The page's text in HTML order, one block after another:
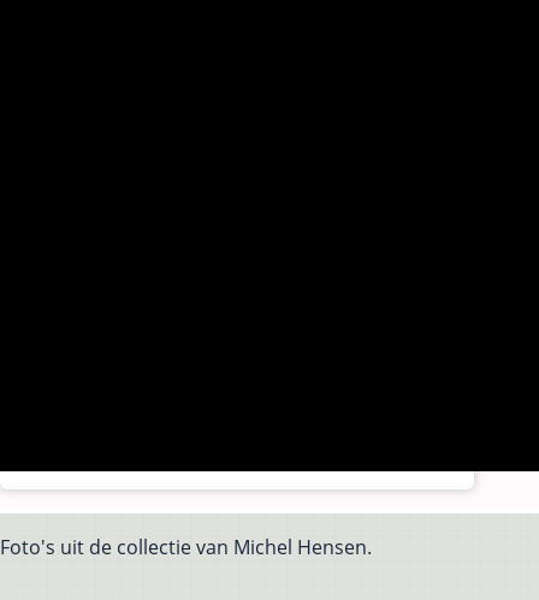
Foto's uit de collectie van Michel Hensen.